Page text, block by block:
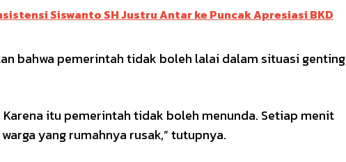
Siswanto SH Justru Antar ke Puncak Apresiasi BKD
bahwa pemerintah tidak boleh lalai dalam situasi genting
itu pemerintah tidak boleh menunda. Setiap menit
yang rumahnya rusak,” tutupnya.